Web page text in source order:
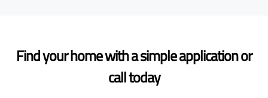
Find your home with a simple application or
call today